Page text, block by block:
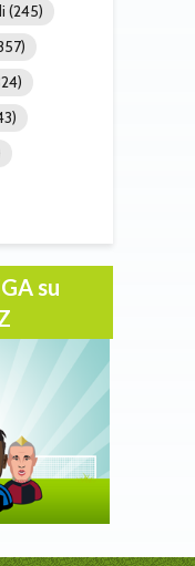
(245)
su